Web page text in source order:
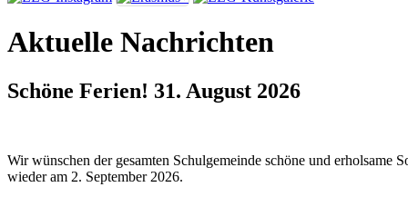
Aktuelle Nachrichten
Schöne Ferien! 31. August 2026
Wir wünschen der gesamten Schulgemeinde schöne und erholsame
wieder am 2. September 2026.